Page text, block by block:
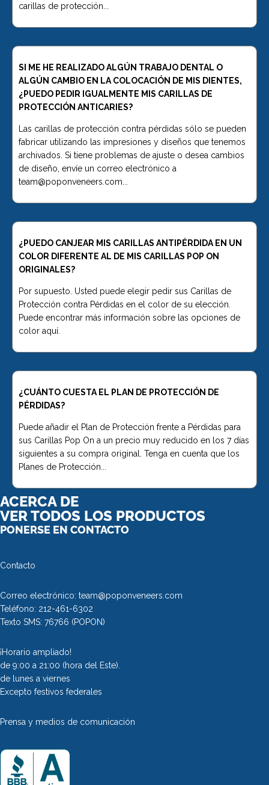
carillas de protección...
SI ME HE REALIZADO ALGÚN TRABAJO DENTAL O
ALGÚN CAMBIO EN LA COLOCACIÓN DE MIS DIENTES,
¿PUEDO PEDIR IGUALMENTE MIS CARILLAS DE
PROTECCIÓN ANTICARIES?
Las carillas de protección contra pérdidas sólo se pueden
fabricar utilizando las impresiones y diseños que tenemos
archivados. Si tiene problemas de ajuste o desea cambios
de diseño, envíe un correo electrónico a
team@poponveneers.com...
¿PUEDO CANJEAR MIS CARILLAS ANTIPÉRDIDA EN UN
COLOR DIFERENTE AL DE MIS CARILLAS POP ON
ORIGINALES?
Por supuesto. Usted puede elegir pedir sus Carillas de
Protección contra Pérdidas en el color de su elección.
Puede encontrar más información sobre las opciones de
color aquí.
¿CUÁNTO CUESTA EL PLAN DE PROTECCIÓN DE
PÉRDIDAS?
Puede añadir el Plan de Protección frente a Pérdidas para
sus Carillas Pop On a un precio muy reducido en los 7 días
siguientes a su compra original. Tenga en cuenta que los
Planes de Protección...
ACERCA DE
VER TODOS LOS PRODUCTOS
PONERSE EN CONTACTO
Contacto
Correo electrónico: team@poponveneers.com
Teléfono: 212-461-6302
Texto SMS: 76766 (POPON)
¡Horario ampliado!
de 9:00 a 21:00 (hora del Este).
de lunes a viernes
Excepto festivos federales
Prensa y medios de comunicación